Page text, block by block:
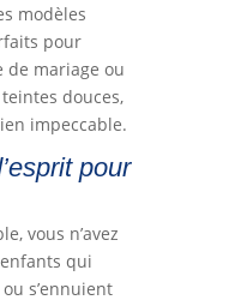
modèles
pour
de mariage ou
douces,
impeccable.
pour
vous n’avez
qui
s’ennuient